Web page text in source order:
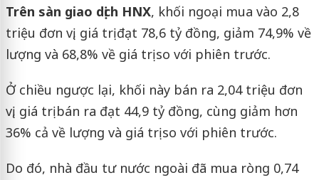
Trên sàn giao dịch HNX, khối ngoại mua vào 2,8
triệu đơn vị, giá trị đạt 78,6 tỷ đồng, giảm 74,9% về
lượng và 68,8% về giá trị so với phiên trước.
Ở chiều ngược lại, khối này bán ra 2,04 triệu đơn
vị, giá trị bán ra đạt 44,9 tỷ đồng, cùng giảm hơn
36% cả về lượng và giá trị so với phiên trước.
Do đó, nhà đầu tư nước ngoài đã mua ròng 0,74